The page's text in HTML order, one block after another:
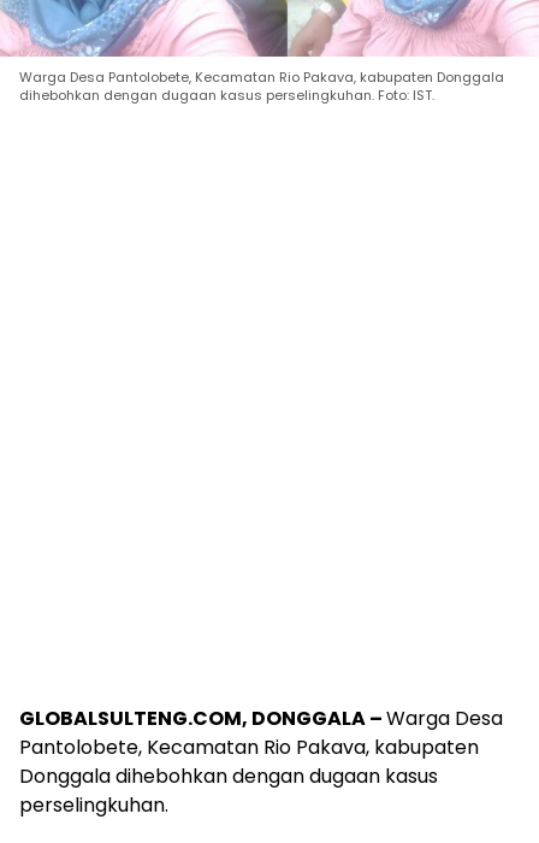
Warga Desa Pantolobete, Kecamatan Rio Pakava, kabupaten Donggala
dihebohkan dengan dugaan kasus perselingkuhan. Foto: IST.
GLOBALSULTENG.COM, DONGGALA –Warga Desa
Pantolobete, Kecamatan Rio Pakava, kabupaten
Donggala dihebohkan dengan dugaan kasus
perselingkuhan.